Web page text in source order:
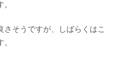
そうですが、しばらくはこ